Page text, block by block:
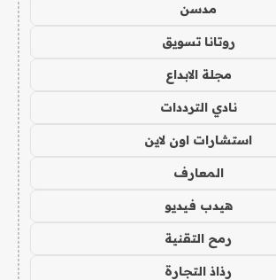
مدسن
روتانا تسويق
مجلة الابداع
نادي الترددات
استشارات اون لاين
المعارف
هيدب فيديو
رمح التقنية
رذاذ التجارة